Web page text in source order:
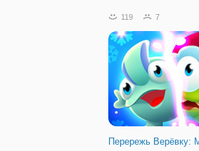
профессионально
темным силам. Но
требует от ниндзя
подготовки. Сегодня,
119 7
Перережь Верёвку: